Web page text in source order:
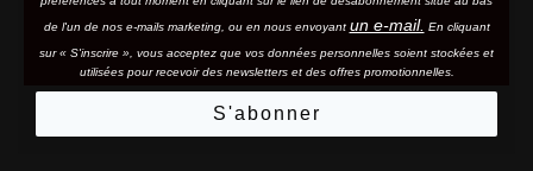
de l'un de nos e-mails marketing, ou en nous envoyant un e-mail. En cliquant
sur « S'inscrire », vous acceptez que vos données personnelles soient stockées et
utilisées pour recevoir des newsletters et des offres promotionnelles.
S'abonner